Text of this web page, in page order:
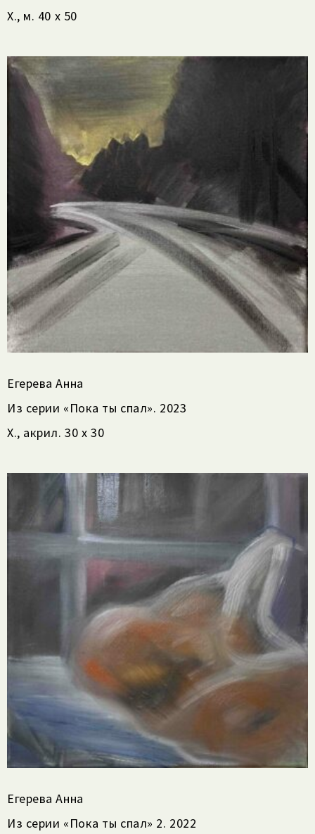
Х., м. 40 х 50
Егерева Анна
Из серии «Пока ты спал». 2023
Х., акрил. 30 х 30
Егерева Анна
Из серии «Пока ты спал» 2. 2022